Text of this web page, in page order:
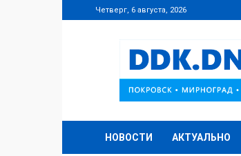
Четверг, 6 августа, 2026
DDK.DN.UA
НОВОСТИ АКТУАЛЬНО